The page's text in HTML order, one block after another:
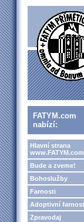
FATYM.com
nabízí:
Hlavní strana
www.FATYM.com
Bude a zveme!
Bohoslužby
Farnosti
Adoptivní farnost
Zpravodaj